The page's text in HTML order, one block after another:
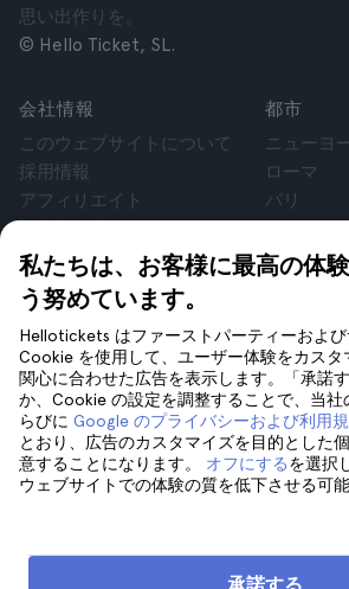
私たちは、お客様に最高の体
う努めています。
Hellotickets はファーストパーティーおよ
Cookie を使用して、ユーザー体験をカスタ
関心に合わせた広告を表示します。「承諾
か、Cookie の設定を調整することで、当社
らびに Google のプライバシーおよび利用
とおり、広告のカスタマイズを目的とした
意することになります。 オフにするを選択
ウェブサイトでの体験の質を低下させる可能
思い出作りを。
© Hello Ticket, SL.
会社情報
このウェブサイトについて
採用情報
アフィリエイト
個人情報保護方針
利用規約
法律相談
cookie
都市
ニューヨ
ローマ
パリ
グラナダ
サポート
サポート
お問い合わせ
フォロー